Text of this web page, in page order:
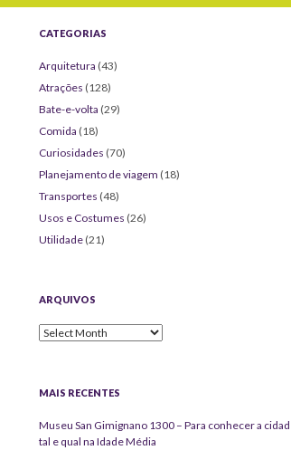
CATEGORIAS
Arquitetura (43)
Atrações (128)
Bate-e-volta (29)
Comida (18)
Curiosidades (70)
Planejamento de viagem (18)
Transportes (48)
Usos e Costumes (26)
Utilidade (21)
ARQUIVOS
Arquivos
MAIS RECENTES
Museu San Gimignano 1300 – Para conhecer a
tal e qual na Idade Média